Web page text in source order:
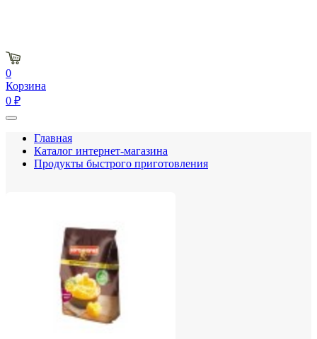
0
Корзина
0 ₽
Главная
Каталог интернет-магазина
Продукты быстрого приготовления